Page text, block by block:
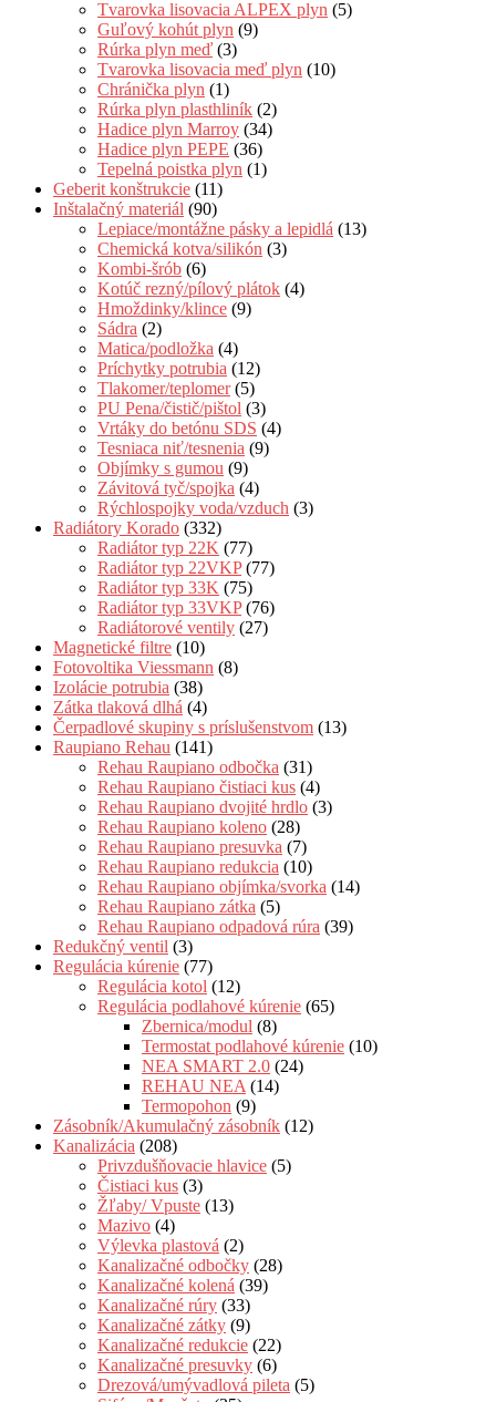
Tvarovka lisovacia ALPEX plyn (5)
Guľový kohút plyn (9)
Rúrka plyn meď (3)
Tvarovka lisovacia meď plyn (10)
Chránička plyn (1)
Rúrka plyn plasthliník (2)
Hadice plyn Marroy (34)
Hadice plyn PEPE (36)
Tepelná poistka plyn (1)
Geberit konštrukcie (11)
Inštalačný materiál (90)
Lepiace/montážne pásky a lepidlá (13)
Chemická kotva/silikón (3)
Kombi-šrób (6)
Kotúč rezný/pílový plátok (4)
Hmoždinky/klince (9)
Sádra (2)
Matica/podložka (4)
Príchytky potrubia (12)
Tlakomer/teplomer (5)
PU Pena/čistič/pištol (3)
Vrtáky do betónu SDS (4)
Tesniaca niť/tesnenia (9)
Objímky s gumou (9)
Závitová tyč/spojka (4)
Rýchlospojky voda/vzduch (3)
Radiátory Korado (332)
Radiátor typ 22K (77)
Radiátor typ 22VKP (77)
Radiátor typ 33K (75)
Radiátor typ 33VKP (76)
Radiátorové ventily (27)
Magnetické filtre (10)
Fotovoltika Viessmann (8)
Izolácie potrubia (38)
Zátka tlaková dlhá (4)
Čerpadlové skupiny s príslušenstvom (13)
Raupiano Rehau (141)
Rehau Raupiano odbočka (31)
Rehau Raupiano čistiaci kus (4)
Rehau Raupiano dvojité hrdlo (3)
Rehau Raupiano koleno (28)
Rehau Raupiano presuvka (7)
Rehau Raupiano redukcia (10)
Rehau Raupiano objímka/svorka (14)
Rehau Raupiano zátka (5)
Rehau Raupiano odpadová rúra (39)
Redukčný ventil (3)
Regulácia kúrenie (77)
Regulácia kotol (12)
Regulácia podlahové kúrenie (65)
Zbernica/modul (8)
Termostat podlahové kúrenie (10)
NEA SMART 2.0 (24)
REHAU NEA (14)
Termopohon (9)
Zásobník/Akumulačný zásobník (12)
Kanalizácia (208)
Privzdušňovacie hlavice (5)
Čistiaci kus (3)
Žľaby/ Vpuste (13)
Mazivo (4)
Výlevka plastová (2)
Kanalizačné odbočky (28)
Kanalizačné kolená (39)
Kanalizačné rúry (33)
Kanalizačné zátky (9)
Kanalizačné redukcie (22)
Kanalizačné presuvky (6)
Drezová/umývadlová pileta (5)